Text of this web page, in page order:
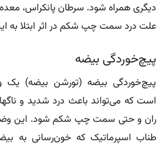
دیگری همراه شود. سرطان پانکراس،
علت درد سمت چپ شکم در اثر ابتلا به
پیچ‌خوردگی بیضه
پیچ‌خوردگی بیضه (تورشن بیضه) یک
است که می‌تواند باعث درد شدید و
ران و حتی سمت چپ شکم شود. این
طناب اسپرماتیک که خون‌رسانی به